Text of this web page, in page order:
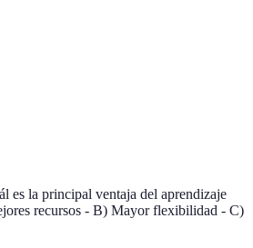
la principal ventaja del aprendizaje
recursos - B) Mayor flexibilidad - C)